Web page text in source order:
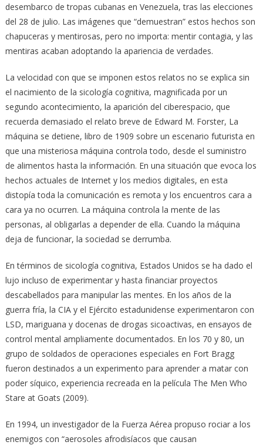
desembarco de tropas cubanas en Venezuela, tras las elecciones
del 28 de julio. Las imágenes que “demuestran” estos hechos son
chapuceras y mentirosas, pero no importa: mentir contagia, y las
mentiras acaban adoptando la apariencia de verdades.
La velocidad con que se imponen estos relatos no se explica sin
el nacimiento de la sicología cognitiva, magnificada por un
segundo acontecimiento, la aparición del ciberespacio, que
recuerda demasiado el relato breve de Edward M. Forster, La
máquina se detiene, libro de 1909 sobre un escenario futurista en
que una misteriosa máquina controla todo, desde el suministro
de alimentos hasta la información. En una situación que evoca los
hechos actuales de Internet y los medios digitales, en esta
distopía toda la comunicación es remota y los encuentros cara a
cara ya no ocurren. La máquina controla la mente de las
personas, al obligarlas a depender de ella. Cuando la máquina
deja de funcionar, la sociedad se derrumba.
En términos de sicología cognitiva, Estados Unidos se ha dado el
lujo incluso de experimentar y hasta financiar proyectos
descabellados para manipular las mentes. En los años de la
guerra fría, la CIA y el Ejército estadunidense experimentaron con
LSD, mariguana y docenas de drogas sicoactivas, en ensayos de
control mental ampliamente documentados. En los 70 y 80, un
grupo de soldados de operaciones especiales en Fort Bragg
fueron destinados a un experimento para aprender a matar con
poder síquico, experiencia recreada en la película The Men Who
Stare at Goats (2009).
En 1994, un investigador de la Fuerza Aérea propuso rociar a los
enemigos con “aerosoles afrodisíacos que causan